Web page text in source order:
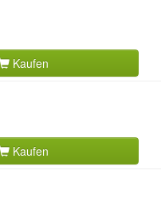
Kaufen
Kaufen